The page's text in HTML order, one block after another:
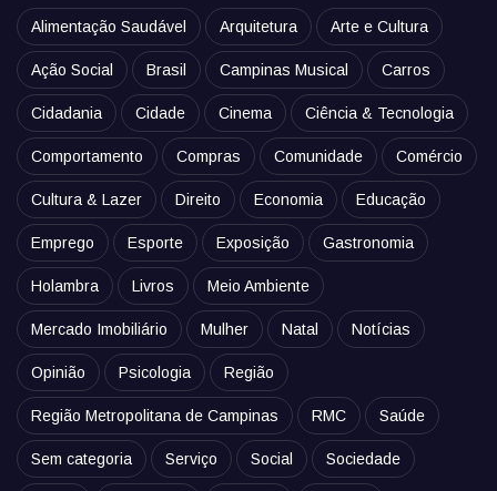
Alimentação Saudável Arquitetura Arte e Cultura
Ação Social Brasil Campinas Musical Carros
Cidadania Cidade Cinema Ciência & Tecnologia
Comportamento Compras Comunidade Comércio
Cultura & Lazer Direito Economia Educação
Emprego Esporte Exposição Gastronomia
Holambra Livros Meio Ambiente
Mercado Imobiliário Mulher Natal Notícias
Opinião Psicologia Região
Região Metropolitana de Campinas RMC Saúde
Sem categoria Serviço Social Sociedade